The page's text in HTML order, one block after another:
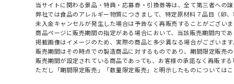
当サイトに関わる景品・特典・応募券・引換券等は、全て第三者への
弊社では食品のアレルギー物質につきまして、特定原材料７品目（卵
未入金キャンセルが発生した場合は予告なく再販売することがございま
商品ページに販売期間の指定がある場合において、当該販売期間内で
掲載画像はイメージのため、実際の商品と多少異なる場合がございます
販売期間はその時点での製造商品に対するものであり、期間限定販売
販売期間が設定されている商品であっても、お客様の承諾なく再販す
ただし「期間限定販売」「数量限定販売」と明示したものについてはこ